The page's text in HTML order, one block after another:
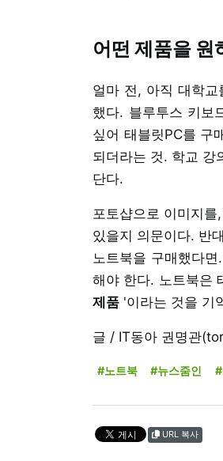
어떤 제품을 원
얼마 전, 아직 대학
했다. 블루투스 키보
싶어 태블릿PC를 구
되더라는 것. 학교 강
단다.
포토샵으로 이미지
있을지 의문이다. 반
노트북을 구매했다
해야 한다. 노트북은
제품 '이라는 것을 기
글 / IT동아 권명관
#노트북 #뉴스줌인
URL 복사